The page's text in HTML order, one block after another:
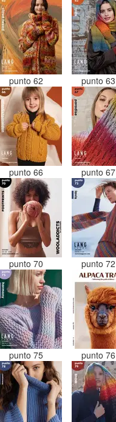
punto 62 punto 63
punto 66 punto 67
punto 70 punto 72
punto 75 punto 76